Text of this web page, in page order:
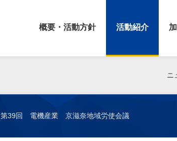
概要・活動方針 活動紹介
ニ
第39回 電機産業 京滋奈地域労使会議